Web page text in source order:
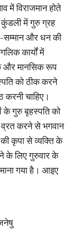
में विराजमान होते
में गुरु ग्रह
सम्मान और धन की
कार्यों में
और मानसिक रूप
को ठीक करने
चाहिए।
के गुरु बृहस्पति को
व्रत करने से भगवान
कृपा से व्यक्ति के
के लिए गुरुवार के
गया है। आइए